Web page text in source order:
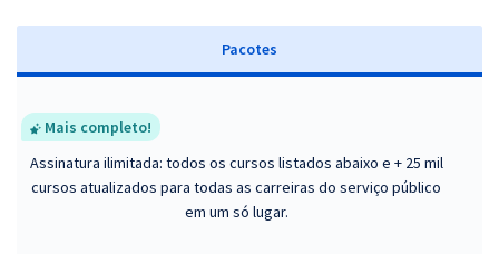
Pacotes
Mais completo!
Assinatura ilimitada: todos os cursos listados abaixo e + 25 mil
cursos atualizados para todas as carreiras do serviço público
em um só lugar.